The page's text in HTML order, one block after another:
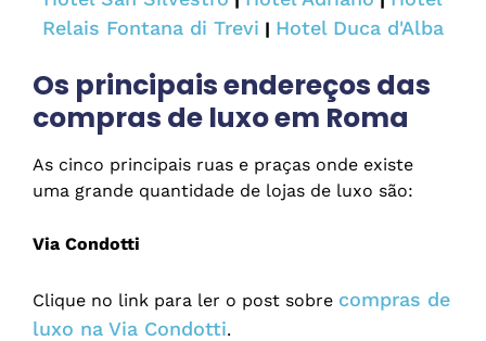
Relais Fontana di Trevi | Hotel Duca d'Alba
Os principais endereços das
compras de luxo em Roma
As cinco principais ruas e praças onde existe
uma grande quantidade de lojas de luxo são:
Via Condotti
Clique no link para ler o post sobre compras de
luxo na Via Condotti.